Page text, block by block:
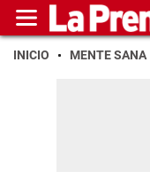
INICIO MENTE SANA